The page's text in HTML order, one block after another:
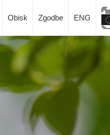
Obisk Zgodbe ENG